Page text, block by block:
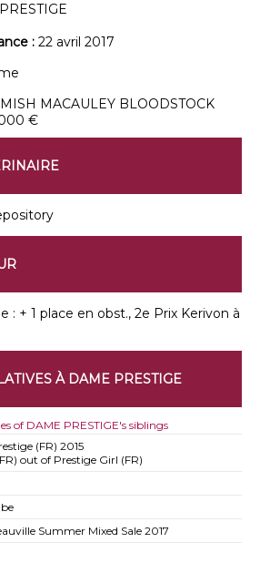
:22 avril 2017
MACAULEY BLOODSTOCK
€
: + 1 place en obst., 2e Prix Kerivon à
À DAME PRESTIGE
of DAME PRESTIGE's siblings
(FR) 2015
out of Prestige Girl (FR)
Summer Mixed Sale 2017